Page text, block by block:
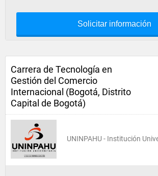
Solicitar información
Carrera de Tecnología en
Gestión del Comercio
Internacional (Bogotá, Distrito
Capital de Bogotá)
UNINPAHU - Institución